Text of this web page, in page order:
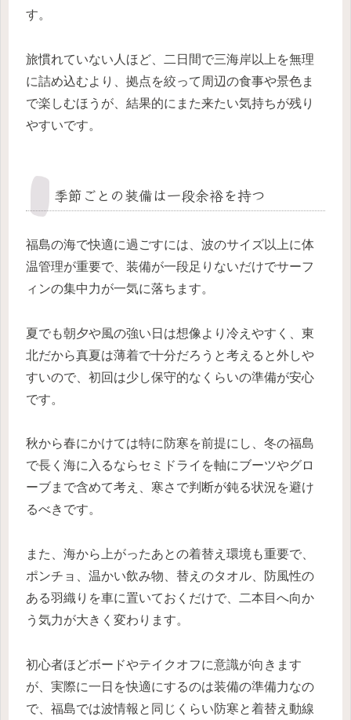
す。
旅慣れていない人ほど、二日間で三海岸以上を無理
に詰め込むより、拠点を絞って周辺の食事や景色ま
で楽しむほうが、結果的にまた来たい気持ちが残り
やすいです。
季節ごとの装備は一段余裕を持つ
福島の海で快適に過ごすには、波のサイズ以上に体
温管理が重要で、装備が一段足りないだけでサーフ
ィンの集中力が一気に落ちます。
夏でも朝夕や風の強い日は想像より冷えやすく、東
北だから真夏は薄着で十分だろうと考えると外しや
すいので、初回は少し保守的なくらいの準備が安心
です。
秋から春にかけては特に防寒を前提にし、冬の福島
で長く海に入るならセミドライを軸にブーツやグロ
ーブまで含めて考え、寒さで判断が鈍る状況を避け
るべきです。
また、海から上がったあとの着替え環境も重要で、
ポンチョ、温かい飲み物、替えのタオル、防風性の
ある羽織りを車に置いておくだけで、二本目へ向か
う気力が大きく変わります。
初心者ほどボードやテイクオフに意識が向きます
が、実際に一日を快適にするのは装備の準備力なの
で、福島では波情報と同じくらい防寒と着替え動線